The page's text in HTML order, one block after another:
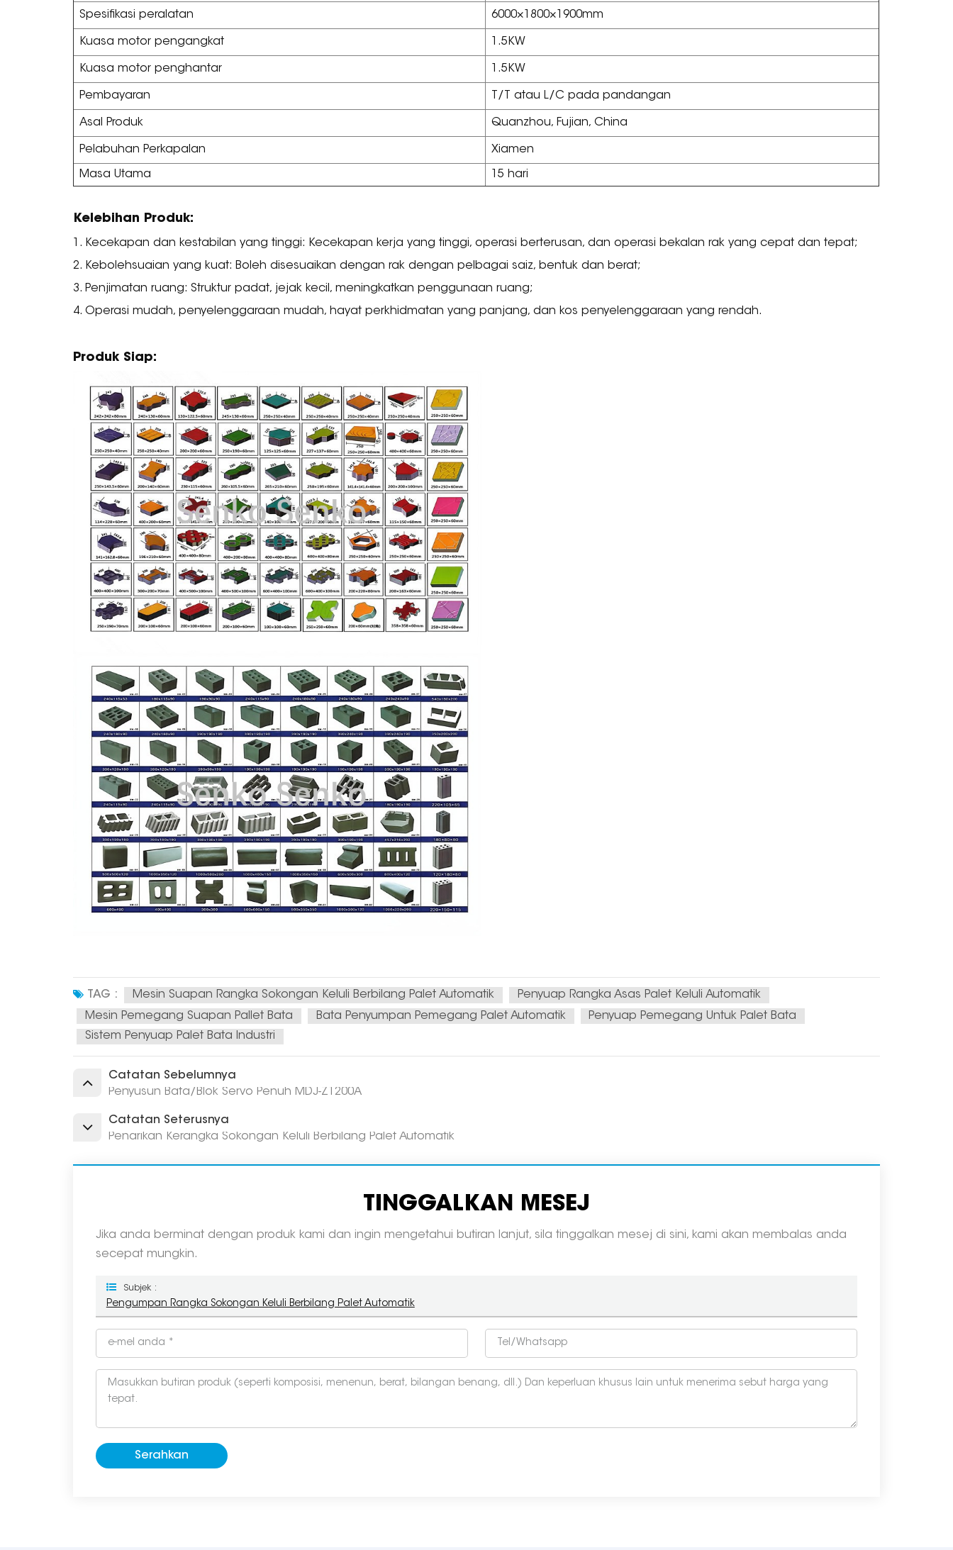
Spesifikasi peralatan 6000×1800×1900mm
Kuasa motor pengangkat 1.5KW
Kuasa motor penghantar 1.5KW
Pembayaran T/T atau L/C pada pandangan
Asal Produk Quanzhou, Fujian, China
Pelabuhan Perkapalan Xiamen
Masa Utama 15 hari
Kelebihan Produk:
1. Kecekapan dan kestabilan yang tinggi: Kecekapan kerja yang tinggi, operasi berterusan, dan operasi bekalan rak yang cepat dan tepat;
2. Kebolehsuaian yang kuat: Boleh disesuaikan dengan rak dengan pelbagai saiz, bentuk dan berat;
3. Penjimatan ruang: Struktur padat, jejak kecil, meningkatkan penggunaan ruang;
4. Operasi mudah, penyelenggaraan mudah, hayat perkhidmatan yang panjang, dan kos penyelenggaraan yang rendah.
Produk Siap:
TAG : Mesin Suapan Rangka Sokongan Keluli Berbilang Palet Automatik
Penyuap Rangka Asas Palet Keluli Automatik
Mesin Pemegang Suapan Pallet Bata
Bata Penyumpan Pemegang Palet Automatik
Penyuap Pemegang Untuk Palet Bata
Sistem Penyuap Palet Bata Industri
Catatan Sebelumnya
Penyusun Bata/Blok Servo Penuh MDJ-Z1200A
Catatan Seterusnya
Penarikan Kerangka Sokongan Keluli Berbilang Palet Automatik
TINGGALKAN MESEJ
Jika anda berminat dengan produk kami dan ingin mengetahui butiran lanjut, sila tinggalkan mesej di sini, kami akan membalas anda
secepat mungkin.
Subjek :
Pengumpan Rangka Sokongan Keluli Berbilang Palet Automatik
Serahkan